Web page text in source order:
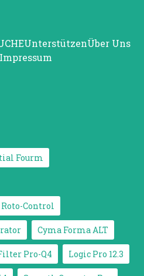
UnterstützenÜber Uns
Impressum
Fourm
Control
Cyma Forma ALT
Pro-Q4 Logic Pro 12.3